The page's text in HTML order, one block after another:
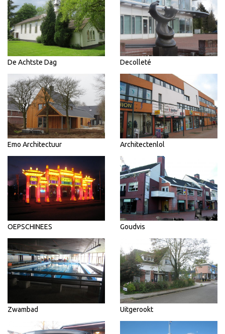
De Achtste Dag Decolleté
Emo Architectuur Architectenlol
OEPSCHINEES Goudvis
Zwambad Uitgerookt